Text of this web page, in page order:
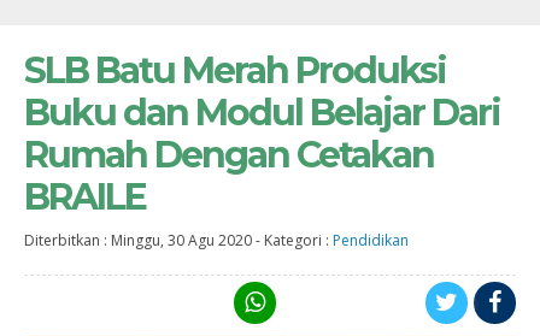
SLB Batu Merah Produksi
Buku dan Modul Belajar Dari
Rumah Dengan Cetakan
BRAILE
Diterbitkan : Minggu, 30 Agu 2020- Kategori : Pendidikan